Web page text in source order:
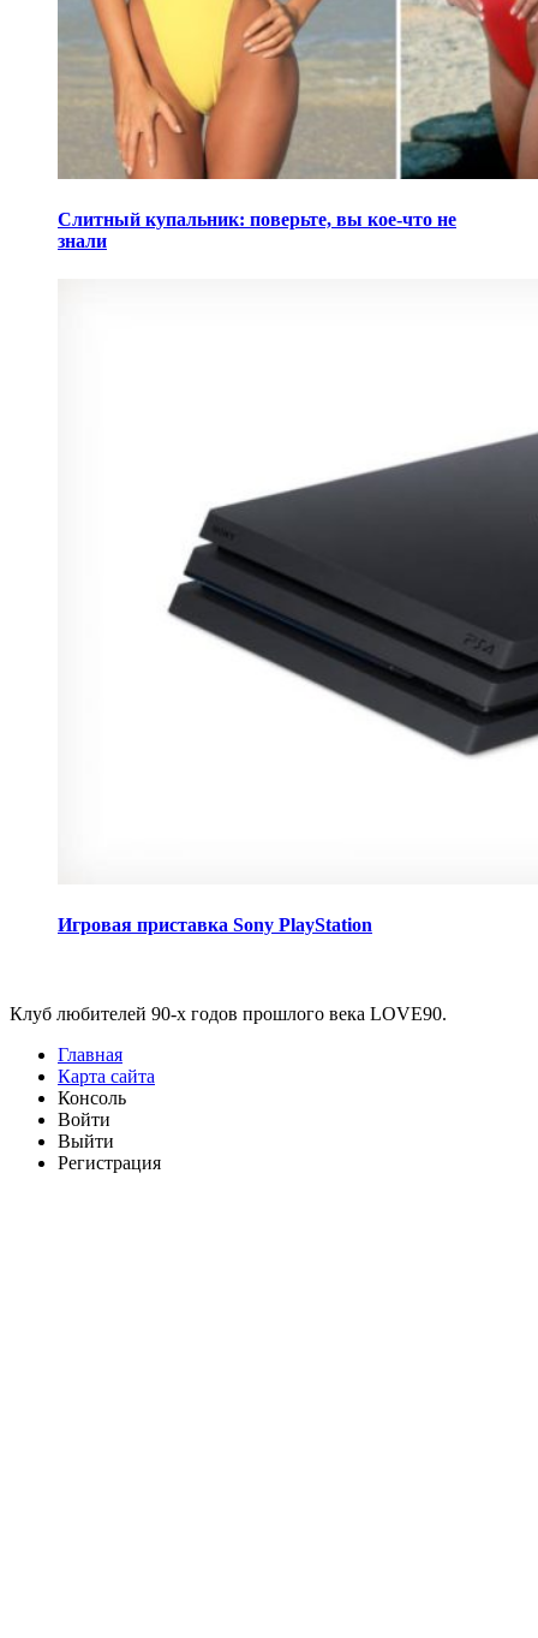
Слитный купальник: поверьте, вы кое-что не
знали
Игровая приставка Sony PlayStation
Клуб любителей 90-х годов прошлого века LOVE90.
Главная
Карта сайта
Консоль
Войти
Выйти
Регистрация